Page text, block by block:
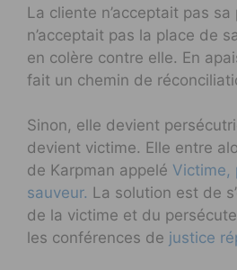
La cliente n’acceptait pas sa
n’acceptait pas la place de
en colère contre elle. En
fait un chemin de
Sinon, elle devient
devient victime. Elle entre
de Karpman appelé Victime,
sauveur. La solution est de
de la victime et du
les conférences de justice